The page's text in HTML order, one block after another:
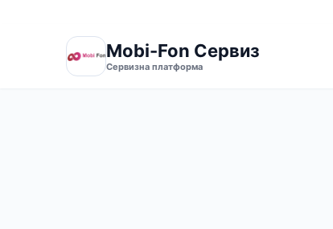
Mobi-Fon Сервиз
Сервизна платформа